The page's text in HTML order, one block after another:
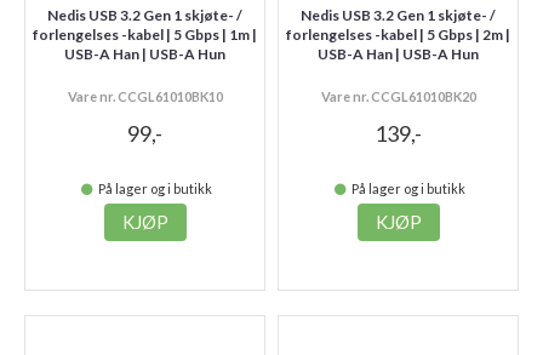
Nedis USB 3.2 Gen 1 skjøte- /
forlengelses -kabel | 5 Gbps | 1m |
USB-A Han | USB-A Hun
Vare nr. CCGL61010BK10
99,-
På lager og i butikk
KJØP
Nedis USB 3.2 Gen 1 skjøte- /
forlengelses -kabel | 5 Gbps | 2m |
USB-A Han | USB-A Hun
Vare nr. CCGL61010BK20
139,-
På lager og i butikk
KJØP